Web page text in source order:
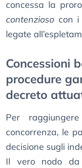
concessa la
contenzioso con
legate
Concessioni
procedure
decreto
Per
concorrenza, le
decisione sugli
Il vero nodo da